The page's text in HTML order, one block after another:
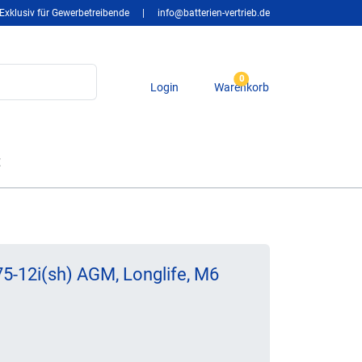
Exklusiv für Gewerbetreibende info@batterien-vertrieb.de
Login
0
Warenkorb
12i(sh) AGM, Longlife, M6